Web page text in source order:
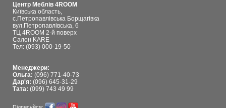
Центр Меблів 4ROOM
Київська область,
с.Петропавлівська Борщагівка
вул.Петропавлівська, 6
ТЦ 4ROOM 2-й поверх
Салон KARE
Тел: (093) 000-19-50
Менеджери:
Ольга: (096) 771-40-73
Дар'я: (096) 645-31-29
Тата: (099) 743 49 99